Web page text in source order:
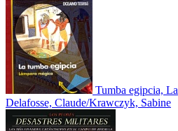
Tumba egipcia, La
Delafosse, Claude/Krawczyk, Sabine